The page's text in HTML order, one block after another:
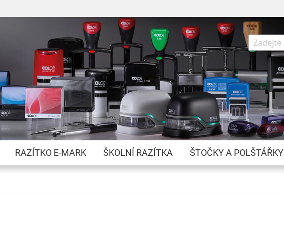
Přejít
na
obsah
Search
RAZÍTKO E-MARK ŠKOLNÍ RAZÍTKA ŠTOČKY A POLŠTÁŘKY